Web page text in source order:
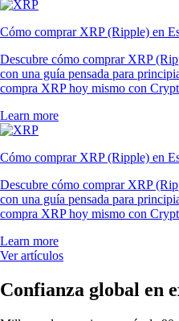
Cómo comprar XRP (Ripple) en
Descubre cómo comprar XRP
con una guía pensada para
compra XRP hoy mismo con
Learn more
Cómo comprar XRP (Ripple) en
Descubre cómo comprar XRP
con una guía pensada para
compra XRP hoy mismo con
Learn more
Ver artículos
Confianza global en